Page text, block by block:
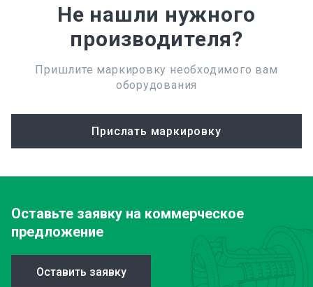
Не нашли нужного
производителя?
Пришлите маркировку необходимого вам
оборудования
Прислать маркировку
Оставьте заявку на коммерческое
предложение
Оставить заявку